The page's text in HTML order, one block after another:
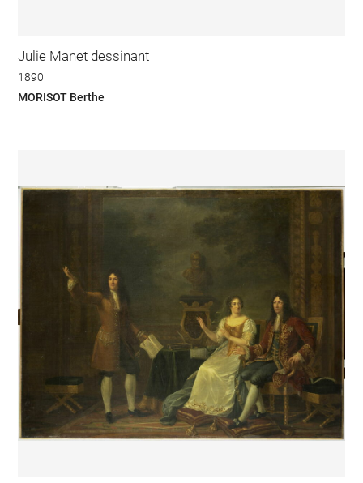
Julie Manet dessinant
1890
MORISOT Berthe